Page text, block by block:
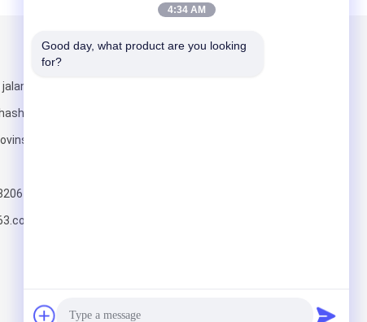
Shuixi,
Kota
Kirimkan Kami
4:34 AM
Good day, what product are you looking
for?